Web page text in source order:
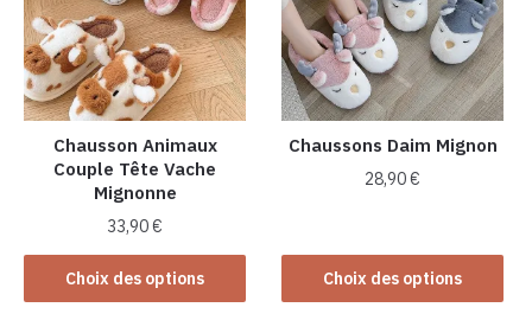
être
choisies
sur
la
page
du
produit
peuvent
être
choisies
sur
la
page
Chausson Animaux
Couple Tête Vache
Mignonne
33,90€
Choix des options
Ce
produit
Chaussons Daim Mignon
28,90€
Choix des options
produit
a
plusieurs